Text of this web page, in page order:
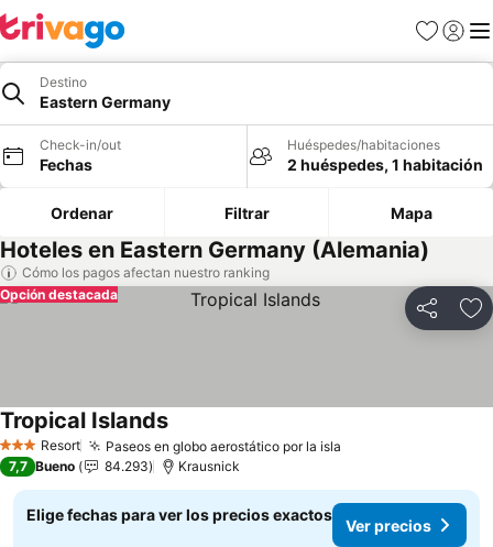
Favoritos
Iniciar
Destino
Eastern Germany
Check-in/out
Fechas
Huéspedes/habitaciones
2 huéspedes, 1 habitación
Ordenar Filtrar Mapa
Hoteles en Eastern Germany (Alemania)
Cómo los pagos afectan nuestro ranking
Compartir
Opción destacada
3 EstrellasResort Paseos en globo aerostático por la isla
Tropical IslandsVer precios
7,7 Bueno 84.293 Krausnick
Elige fechas para ver los precios exactos
Ver precios